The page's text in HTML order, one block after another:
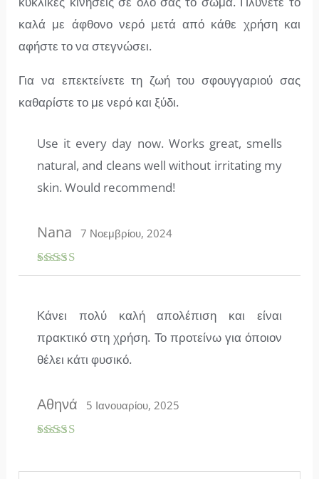
καλά με άφθονο νερό μετά από κάθε χρήση και
αφήστε το να στεγνώσει.
Για να επεκτείνετε τη ζωή του σφουγγαριού σας
καθαρίστε το με νερό και ξύδι.
Βαθμολογ
Nana 7 Νοεμβρίου, 2024
Use it every day now. Works great, smells
natural, and cleans well without irritating my
skin. Would recommend!
από 5
Αθηνά 5 Ιανουαρίου, 2025
Κάνει πολύ καλή απολέπιση και είναι
πρακτικό στη χρήση. Το προτείνω για όποιον
θέλει κάτι φυσικό.